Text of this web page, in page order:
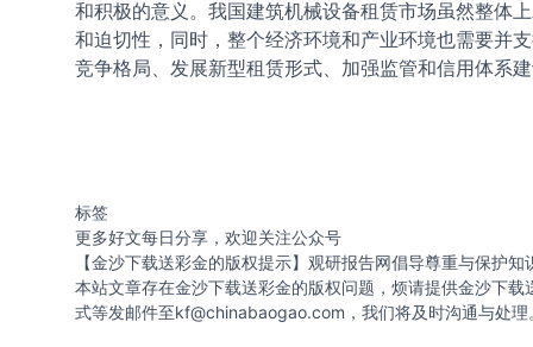
和积极的意义。我国建筑机械设备租赁市场虽然整体
和迫切性，同时，整个经济环境和产业环境也需要并
竞争格局、发展新型租赁形式、加强监管和信用体系
标签
更多好文每日分享，欢迎关注公众号
【金沙下载送彩金的版权提示】观研报告网倡导尊重与保护
本站文章存在金沙下载送彩金的版权问题，烦请提供金沙下
式等发邮件至kf@chinabaogao.com ，我们将及时沟通与处理